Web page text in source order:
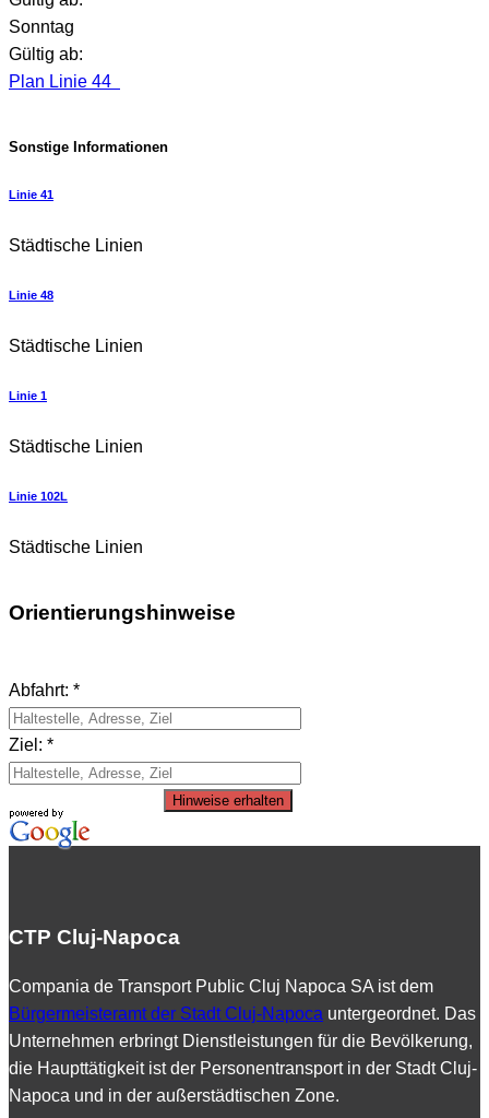
Sonntag
Gültig ab:
Plan Linie 44
Sonstige Informationen
Linie 41
Städtische Linien
Linie 48
Städtische Linien
Linie 1
Städtische Linien
Linie 102L
Städtische Linien
Orientierungshinweise
Abfahrt: *
Ziel: *
Hinweise erhalten
CTP Cluj-Napoca
Compania de Transport Public Cluj Napoca SA ist dem
Bürgermeisteramt der Stadt Cluj-Napoca untergeordnet. Das
Unternehmen erbringt Dienstleistungen für die Bevölkerung,
die Haupttätigkeit ist der Personentransport in der Stadt Cluj-
Napoca und in der außerstädtischen Zone.